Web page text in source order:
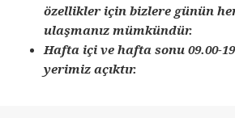
özellikler için bizlere günün
ulaşmanız mümkündür.
Hafta içi ve hafta sonu 09.00-
yerimiz açıktır.